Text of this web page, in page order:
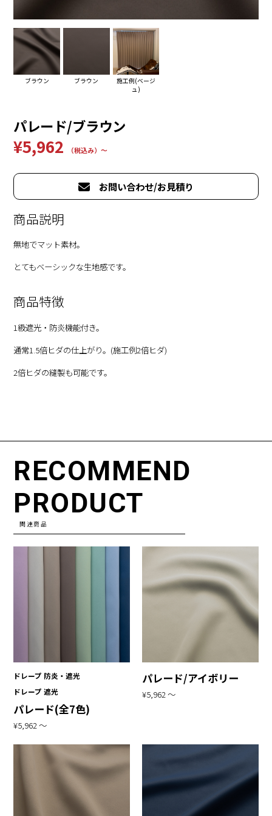
ブラウン ブラウン
施工例(ベージ
ュ)
パレード/ブラウン
¥5,962 （税込み）〜
お問い合わせ/お見積り
商品説明
無地でマット素材。
とてもベーシックな生地感です。
商品特徴
1級遮光・防炎機能付き。
通常1.5倍ヒダの仕上がり。(施工例2倍ヒダ)
2倍ヒダの縫製も可能です。
RECOMMEND
PRODUCT
関連商品
ドレープ 防炎・遮光
ドレープ 遮光
パレード(全7色)
¥5,962 〜
パレード/アイボリー
¥5,962 〜